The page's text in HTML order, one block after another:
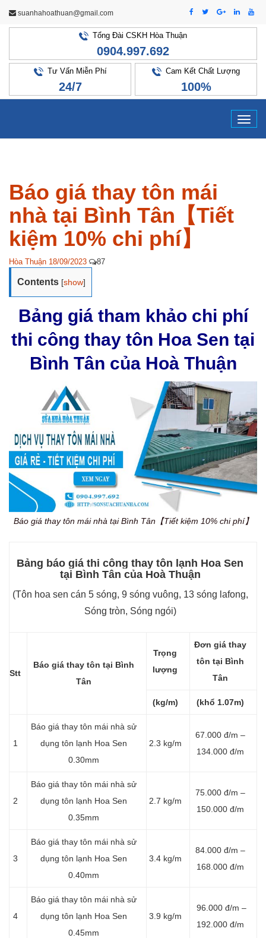
suanhahoathuan@gmail.com
Tổng Đài CSKH Hòa Thuận
0904.997.692
Tư Vấn Miễn Phí
24/7
Cam Kết Chất Lượng
100%
Báo giá thay tôn mái
nhà tại Bình Tân【Tiết
kiệm 10% chi phí】
Hòa Thuận 18/09/2023 87
Contents [show]
Bảng giá tham khảo chi phí
thi công thay tôn Hoa Sen tại
Bình Tân của Hoà Thuận
Báo giá thay tôn mái nhà tại Bình Tân【Tiết kiệm 10% chi phí】
Bảng báo giá thi công thay tôn lạnh Hoa Sen
tại Bình Tân của Hoà Thuận
(Tôn hoa sen cán 5 sóng, 9 sóng vuông, 13 sóng lafong,
Sóng tròn, Sóng ngói)
Stt
Báo giá thay tôn tại Bình
Tân
Trọng
lượng
Đơn giá thay
tôn tại Bình
Tân
(kg/m) (khổ 1.07m)
1
Báo giá thay tôn mái nhà sử
dụng tôn lạnh Hoa Sen
0.30mm
2.3 kg/m
67.000 đ/m –
134.000 đ/m
2
Báo giá thay tôn mái nhà sử
dụng tôn lạnh Hoa Sen
0.35mm
2.7 kg/m
75.000 đ/m –
150.000 đ/m
3
Báo giá thay tôn mái nhà sử
dụng tôn lạnh Hoa Sen
0.40mm
3.4 kg/m
84.000 đ/m –
168.000 đ/m
4
Báo giá thay tôn mái nhà sử
dụng tôn lạnh Hoa Sen
0.45mm
3.9 kg/m
96.000 đ/m –
192.000 đ/m